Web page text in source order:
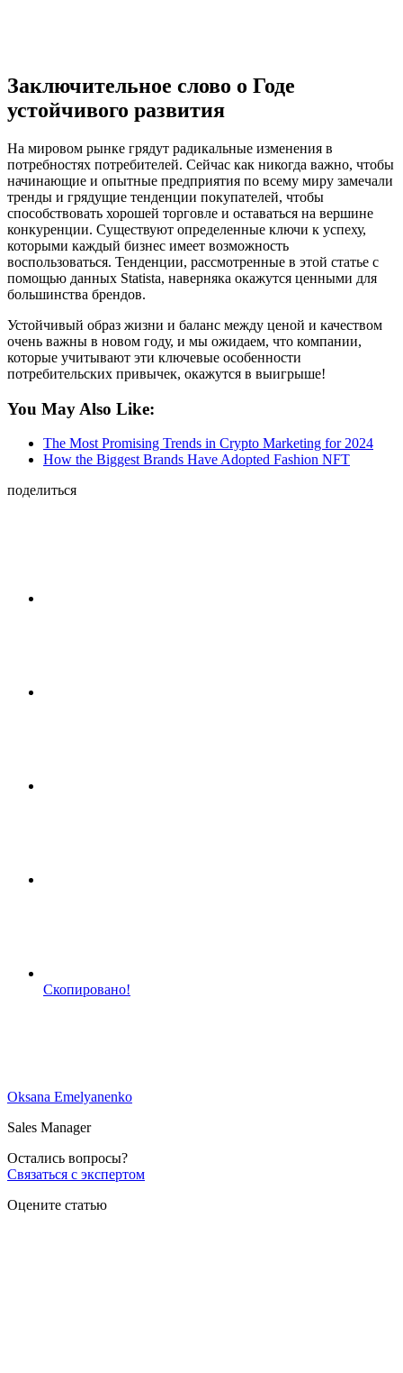
Заключительное слово о Годе
устойчивого развития
На мировом рынке грядут радикальные изменения в
потребностях потребителей. Сейчас как никогда важно, чтобы
начинающие и опытные предприятия по всему миру замечали
тренды и грядущие тенденции покупателей, чтобы
способствовать хорошей торговле и оставаться на вершине
конкуренции. Существуют определенные ключи к успеху,
которыми каждый бизнес имеет возможность
воспользоваться. Тенденции, рассмотренные в этой статье с
помощью данных Statista, наверняка окажутся ценными для
большинства брендов.
Устойчивый образ жизни и баланс между ценой и качеством
очень важны в новом году, и мы ожидаем, что компании,
которые учитывают эти ключевые особенности
потребительских привычек, окажутся в выигрыше!
You May Also Like:
The Most Promising Trends in Crypto Marketing for 2024
How the Biggest Brands Have Adopted Fashion NFT
поделиться
Скопировано!
Oksana Emelyanenko
Sales Manager
Остались вопросы?
Связаться с экспертом
Оцените статью